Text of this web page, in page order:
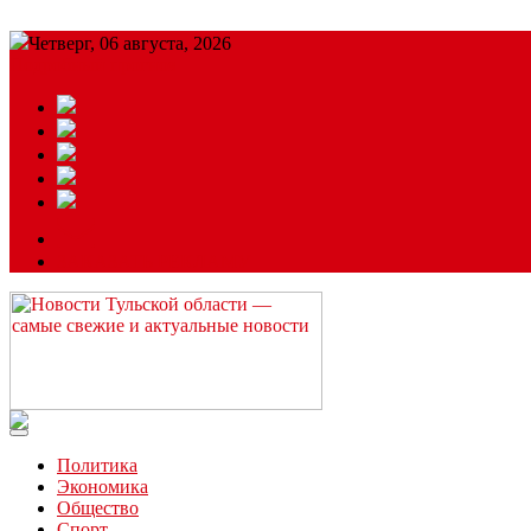
Четверг, 06 августа, 2026
Читайте последние новости дня в Тульской области на сайте
Политика
Экономика
Общество